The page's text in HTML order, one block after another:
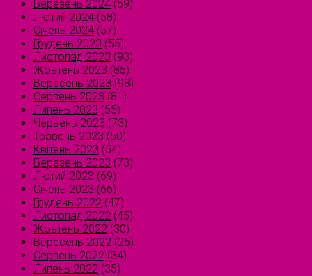
Березень 2024 (59)
Лютий 2024 (58)
Січень 2024 (57)
Грудень 2023 (55)
Листопад 2023 (93)
Жовтень 2023 (85)
Вересень 2023 (98)
Серпень 2023 (81)
Липень 2023 (55)
Червень 2023 (73)
Травень 2023 (50)
Квітень 2023 (54)
Березень 2023 (73)
Лютий 2023 (69)
Січень 2023 (66)
Грудень 2022 (47)
Листопад 2022 (45)
Жовтень 2022 (30)
Вересень 2022 (26)
Серпень 2022 (34)
Липень 2022 (35)